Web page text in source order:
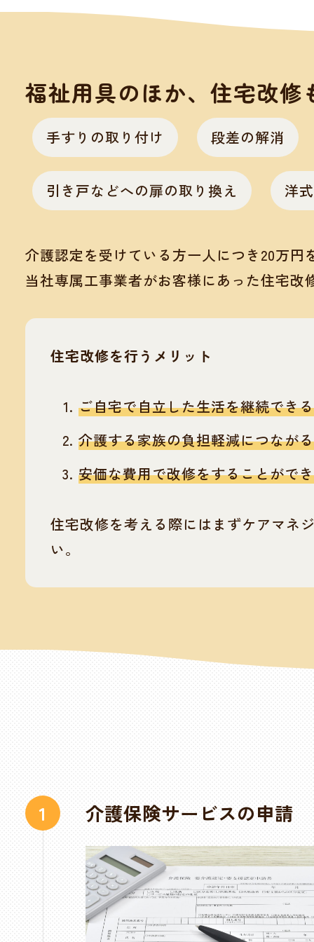
福祉用具のほか、住宅改
手すりの取り付け 段差の解消
引き戸などへの扉の取り換え 洋
介護認定を受けている方一人につき20万
当社専属工事業者がお客様にあった住宅改
住宅改修を行うメリット
ご自宅で自立した生活を継続できる
介護する家族の負担軽減につながる
安価な費用で改修をすることがで
住宅改修を考える際にはまずケアマネ
い。
介護保険サービスの申請